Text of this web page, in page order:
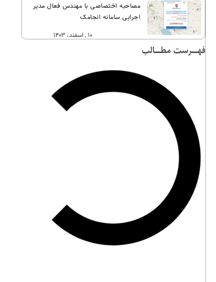
مصاحبه اختصاصی با مهندس فعال مدیر
اجرایی سامانه انجامک
۱۰ , اسفند، ۱۴۰۳
فهــــــرست مطــــــالب